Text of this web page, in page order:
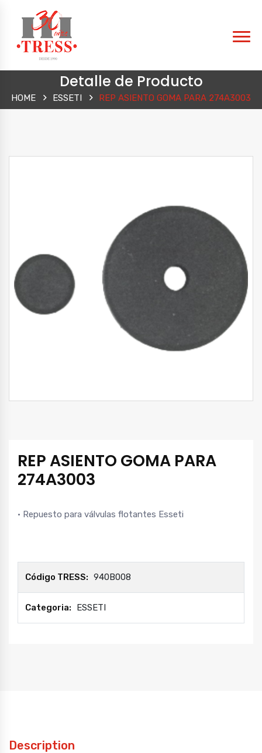
Detalle de Producto
HOME ESSETI REP ASIENTO GOMA PARA 274A3003
REP ASIENTO GOMA PARA
274A3003
• Repuesto para válvulas flotantes Esseti
Código TRESS: 940B008
Categoria: ESSETI
Description